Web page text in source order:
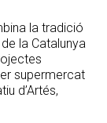
la tradició
la Catalunya
supermercat
d’Artés,